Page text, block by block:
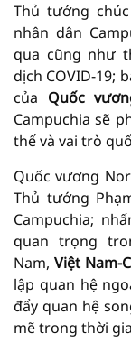
Thủ tướng
nhân dân
qua cũng như
dịch COVID-19;
của Quốc
Campuchia sẽ
thế và vai trò
Quốc vương
Thủ tướng
Campuchia;
quan trọng
Nam, Việt Nam-
lập quan hệ
đẩy quan hệ
mẽ trong thời